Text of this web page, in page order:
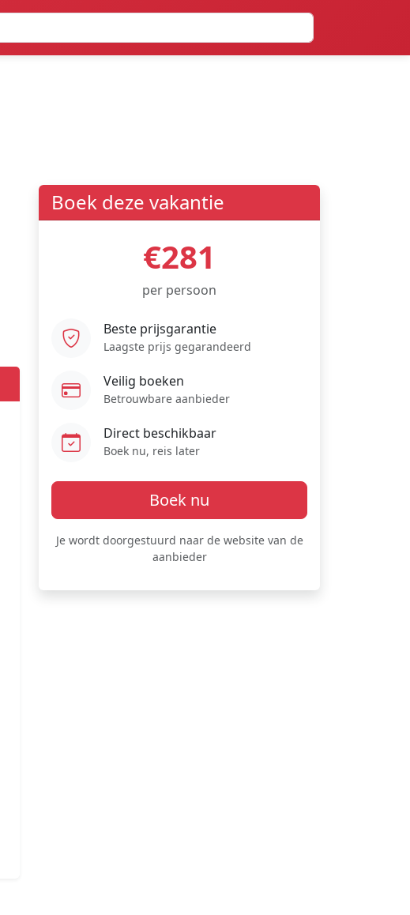
Boek deze vakantie
€281
per persoon
Beste prijsgarantie
Laagste prijs gegarandeerd
Veilig boeken
Betrouwbare aanbieder
Direct beschikbaar
Boek nu, reis later
Boek nu
Je wordt doorgestuurd naar de website van de
aanbieder